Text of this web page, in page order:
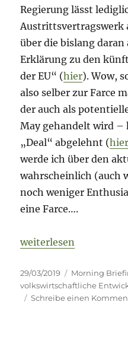
Regierung lässt
Austrittsvertragswerk
über die bislang
Erklärung zu den
der EU“ (hier). Wow,
also selber zur Farce
der auch als
May gehandelt wird –
„Deal“ abgelehnt (hier
werde ich über den
wahrscheinlich (auch
noch weniger
eine Farce….
„Morning Briefing –
weiterlesen
Veröffentlicht
am
29/03/2019 Kategorien
Morning
volkswirtschaftliche
Schreibe einen